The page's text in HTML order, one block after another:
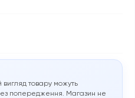
вигляд товару можуть
попередження. Магазин не